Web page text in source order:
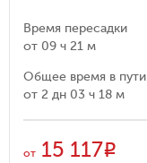
Время пересадки
от 09 ч 21 м
Общее время в пути
от 2 дн 03 ч 18 м
от 15 117R